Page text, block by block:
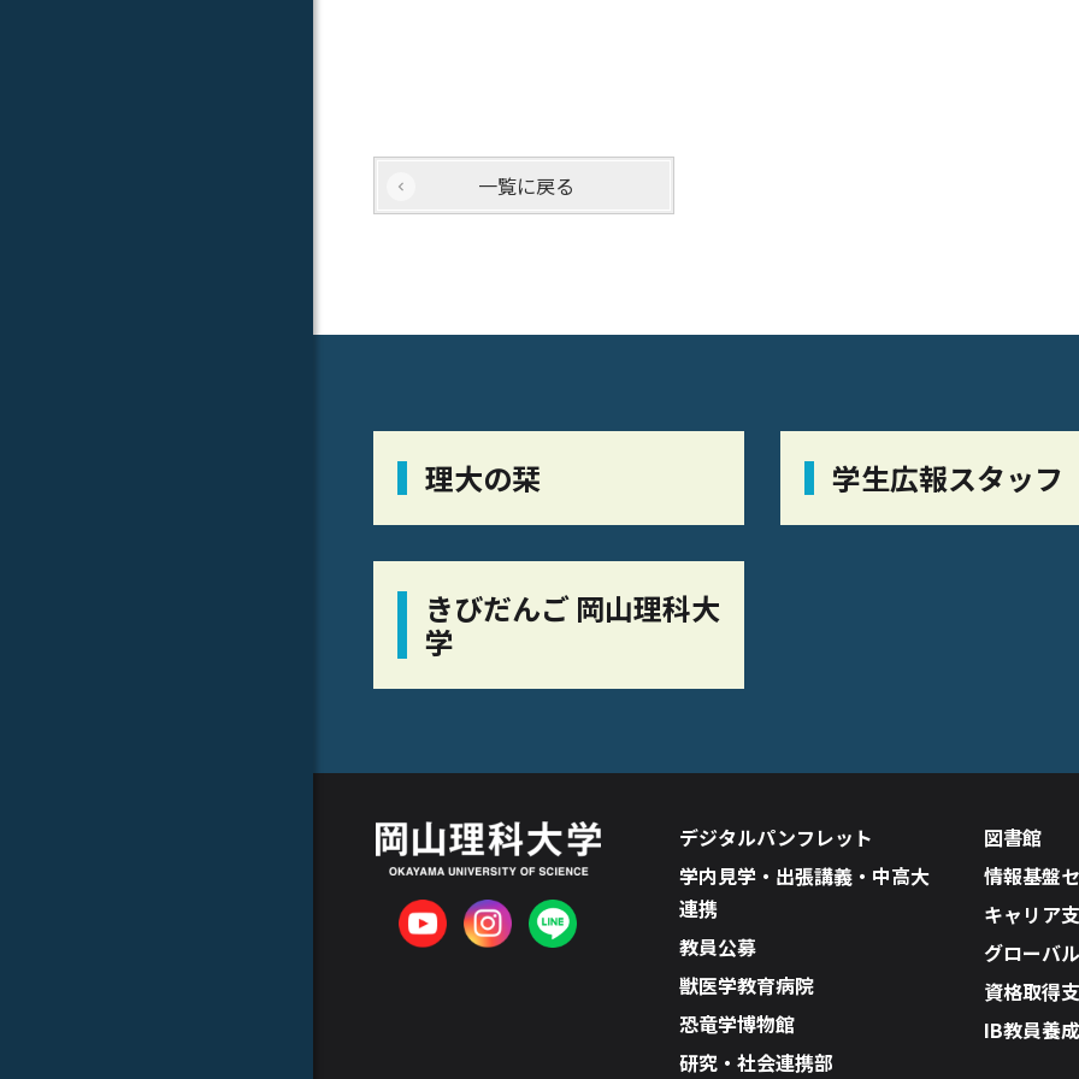
一覧に戻る
理大の栞 学生広報スタッフ
きびだんご 岡山理科大
学
デジタルパンフレット
学内見学・出張講義・中高大
連携
教員公募
獣医学教育病院
恐竜学博物館
研究・社会連携部
図書館
情報基盤
キャリア
グローバ
資格取得
IB教員養